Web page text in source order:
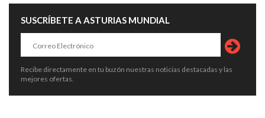
SUSCRÍBETE A ASTURIAS MUNDIAL
Recibe directamente en tu buzón nuestras noticias destacadas y las
mejores ofertas.